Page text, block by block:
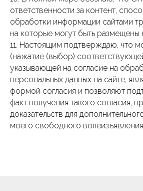
ответственности за контент,
обработки информации сайтами
на которые могут быть размещены
11. Настоящим подтверждаю, что
(нажатие (выбор)
указывающей на согласие на
персональных данных на сайте,
формой согласия и позволяют
факт получения такого согласия,
доказательств для
моего свободного